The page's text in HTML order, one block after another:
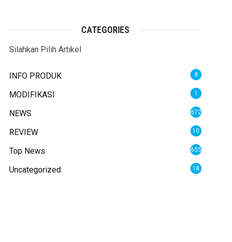
CATEGORIES
Silahkan Pilih Artikel
INFO PRODUK 8
MODIFIKASI 1
NEWS 672
REVIEW 10
Top News 655
Uncategorized 18